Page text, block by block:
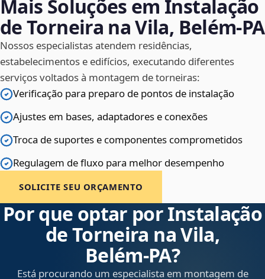
Mais Soluções em Instalação
de Torneira na Vila, Belém‑PA
Nossos especialistas atendem residências,
estabelecimentos e edifícios, executando diferentes
serviços voltados à montagem de torneiras:
Verificação para preparo de pontos de instalação
Ajustes em bases, adaptadores e conexões
Troca de suportes e componentes comprometidos
Regulagem de fluxo para melhor desempenho
SOLICITE SEU ORÇAMENTO
Por que optar por Instalação
de Torneira na Vila,
Belém‑PA?
Está procurando um especialista em montagem de